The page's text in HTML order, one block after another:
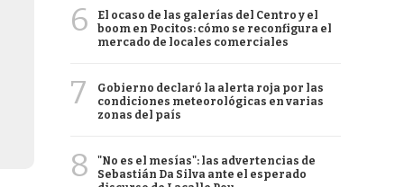
6
El ocaso de las galerías del Centro y el
boom en Pocitos: cómo se reconfigura el
mercado de locales comerciales
7
Gobierno declaró la alerta roja por las
condiciones meteorológicas en varias
zonas del país
8
"No es el mesías": las advertencias de
Sebastián Da Silva ante el esperado